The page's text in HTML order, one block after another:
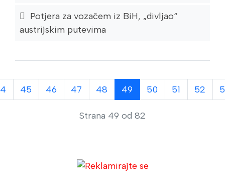
Potjera za vozačem iz BiH, „divljao“
austrijskim putevima
45 46 47 48 49 50 51 52
Strana 49 od 82